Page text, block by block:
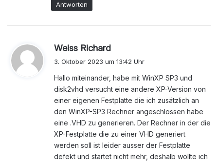
Antworten
Weiss Richard
:
3. Oktober 2023 um 13:42 Uhr
Hallo miteinander, habe mit WinXP SP3 und
disk2vhd versucht eine andere XP-Version von
einer eigenen Festplatte die ich zusätzlich an
den WinXP-SP3 Rechner angeschlossen habe
eine .VHD zu generieren. Der Rechner in der die
XP-Festplatte die zu einer VHD generiert
werden soll ist leider ausser der Festplatte
defekt und startet nicht mehr, deshalb wollte ich